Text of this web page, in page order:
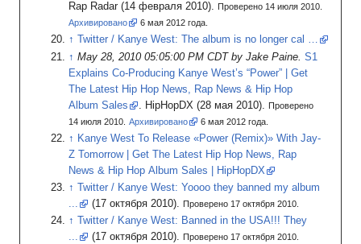
Rap Radar (14 февраля 2010). Проверено 14 июля 2010.
Архивировано
6 мая 2012 года.
Twitter / Kanye West: The album is no longer cal …
May 28, 2010 05:05:00 PM CDT by Jake Paine. S1
Explains Co-Producing Kanye West’s “Power”
Get
The Latest Hip Hop News, Rap News & Hip Hop
Album Sales
HipHopDX (28 мая 2010).
Проверено
14 июля 2010.
Архивировано 6 мая 2012 года.
Kanye West To Release «Power (Remix)» With Jay-
Z Tomorrow | Get The Latest Hip Hop News, Rap
News & Hip Hop Album Sales | HipHopDX
Twitter / Kanye West: Yoooo they banned my album
...
(17 октября 2010). Проверено 17 октября 2010.
Twitter / Kanye West: Banned in the USA!!! They
...
(17 октября 2010). Проверено 17 октября 2010.